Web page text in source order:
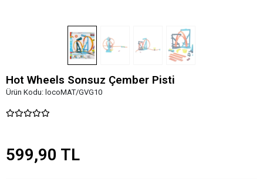
Hot Wheels Sonsuz Çember Pisti
Ürün Kodu: locoMAT/GVG10
599,90 TL